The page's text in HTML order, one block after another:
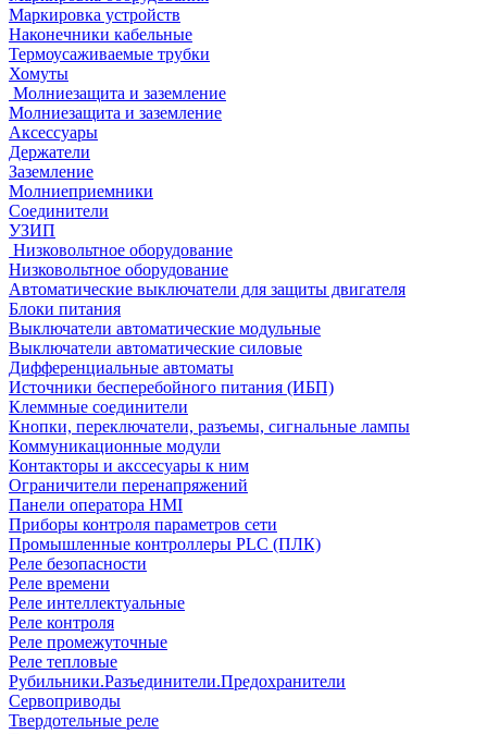
Маркировка устройств
Наконечники кабельные
Термоусаживаемые трубки
Хомуты
Молниезащита и заземление
Молниезащита и заземление
Аксессуары
Держатели
Заземление
Молниеприемники
Соединители
УЗИП
Низковольтное оборудование
Низковольтное оборудование
Автоматические выключатели для защиты двигателя
Блоки питания
Выключатели автоматические модульные
Выключатели автоматические силовые
Дифференциальные автоматы
Источники бесперебойного питания (ИБП)
Клеммные соединители
Кнопки, переключатели, разъемы, сигнальные лампы
Коммуникационные модули
Контакторы и акссесуары к ним
Ограничители перенапряжений
Панели оператора HMI
Приборы контроля параметров сети
Промышленные контроллеры PLC (ПЛК)
Реле безопасности
Реле времени
Реле интеллектуальные
Реле контроля
Реле промежуточные
Реле тепловые
Рубильники.Разъединители.Предохранители
Сервоприводы
Твердотельные реле